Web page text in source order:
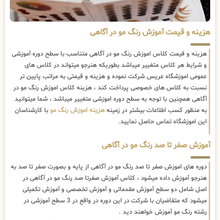
هزینه و قیمت آموزش رنگ مو در آگاهی
هزینه و قیمت کلاس اموزش رنگ مو در آگاهی متناسب با سطح دوره آموزشی
و شرایط هر کلاس متغییر میباشد بطوریکه هنرجو میتواند در کلاس های
عمومی اموزشگاه عریس شرکت نموده و هزینه و قیمتی به مراتب پایین تر
نسبت به کلاس های خصوصی پرداخت کند ، هزینه کلاس اموزش رنگ مو در
آگاهی همچنین با توجه به سطح دوره اموزشی متغییر میباشد ، شما میتوانید
به منظور کسب اطلاعات بیشتر در زمینه هزینه اموزش رنگ مو با کارشناسان
این اموزشگاه تماس حاصل نمایید.
آموزش صفر تا صد رنگ مو در آگاهی
دوره های اموزش صفر تا صد رنگ مو در آگاهی از پایه و بصورت صفر تا صد به
هنرجو آموزش داده میشود ، کلاس آموزش صفرتا صد رنگ مو در آگاهی در
اصل شامل دو سطح آموزش مقدماتی و آموزش تخصصی و آموزش تکمیلی
میشود که متقاضیان با شرکت در این دوره در واقع در 3 سطح آموزشی در
رشته رنگ مو آموزش خواهند دید .